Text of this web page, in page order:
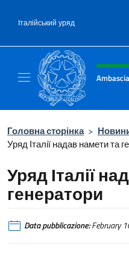
Італійський уряд
Intestazione
Головна сторінка >
Уряд Італії надав намети та
Уряд Італії
генератори
Data pubblicazione:February